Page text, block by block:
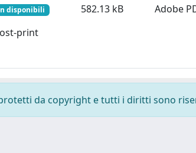
disponibili
print
582.13 kB Adobe
da copyright e tutti i diritti sono